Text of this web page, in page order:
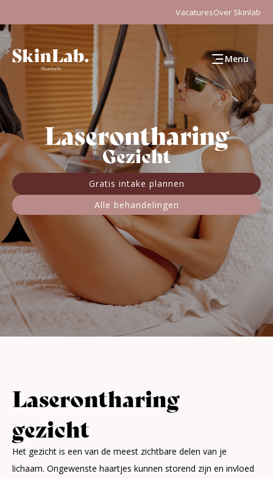
VacaturesOver Skinlab
Menu
Laserontharing
Gezicht
Gratis intake plannen
Alle behandelingen
Laserontharing
gezicht
Het gezicht is een van de meest zichtbare delen van je
lichaam. Ongewenste haartjes kunnen storend zijn en invloed